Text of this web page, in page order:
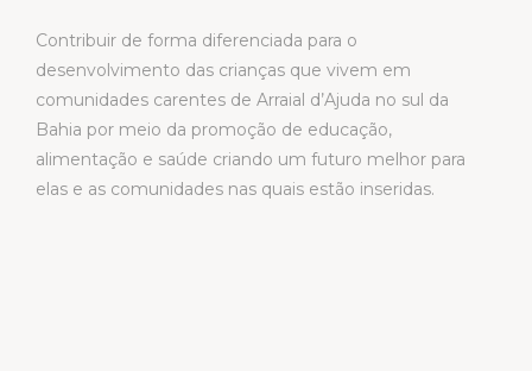
Contribuir de forma diferenciada para o
desenvolvimento das crianças que vivem em
comunidades carentes de Arraial d’Ajuda no sul da
Bahia por meio da promoção de educação,
alimentação e saúde criando um futuro melhor para
elas e as comunidades nas quais estão inseridas.